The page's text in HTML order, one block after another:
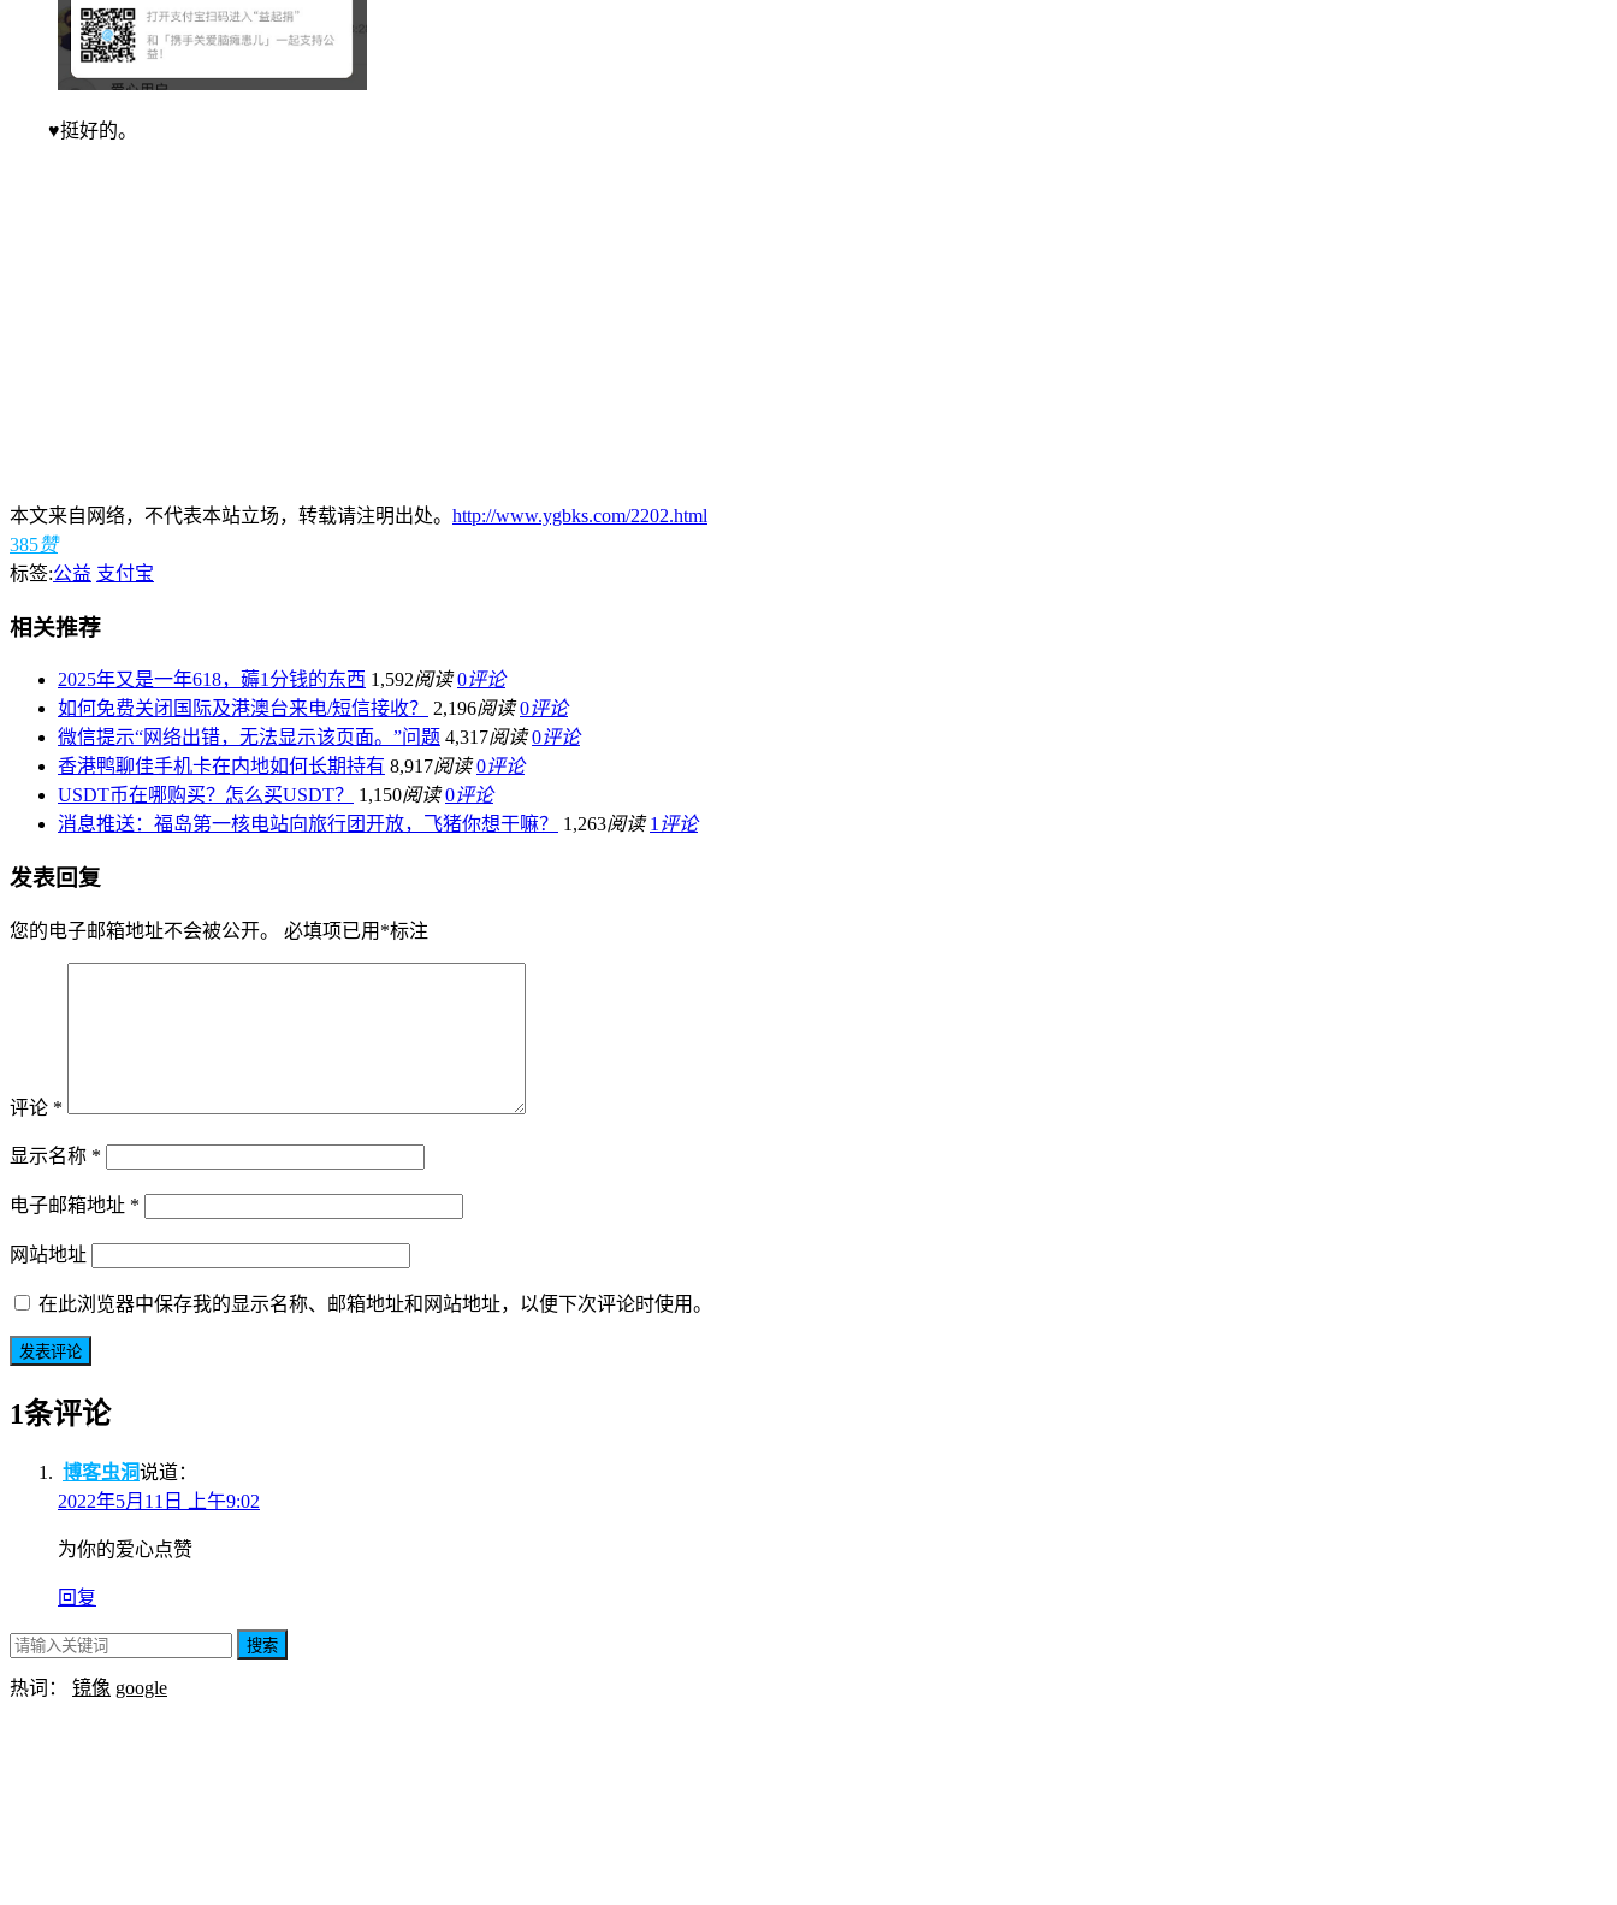
♥挺好的。
本文来自网络，不代表本站立场，转载请注明出处。 http://www.ygbks.com/2202.html
385赞
标签:公益 支付宝
相关推荐
2025年又是一年618，薅1分钱的东西 1,592阅读 0评论
如何免费关闭国际及港澳台来电/短信接收？
2,196阅读 0评论
微信提示“网络出错，无法显示该页面。”问题 4,317阅读 0评论
香港鸭聊佳手机卡在内地如何长期持有 8,917阅读 0评论
USDT币在哪购买？怎么买USDT？
1,150阅读 0评论
消息推送：福岛第一核电站向旅行团开放，飞猪你想干嘛？
1,263阅读 1 评论
发表回复
您的电子邮箱地址不会被公开。 必填项已用 *标注
评论 *
显示名称 *
电子邮箱地址 *
网站地址
在此浏览器中保存我的显示名称、邮箱地址和网站地址，以便下次评论时使用。
1条评论
博客虫洞说道：
2022年5月11日 上午9:02
为你的爱心点赞
回复
搜索
热词： 镜像 google